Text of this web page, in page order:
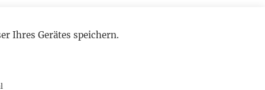
Ihres Gerätes speichern.